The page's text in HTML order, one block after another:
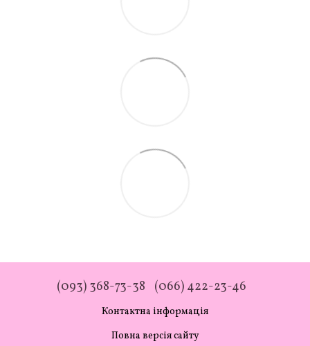
(093) 368-73-38 (066) 422-23-46
Контактна інформація
Повна версія сайту